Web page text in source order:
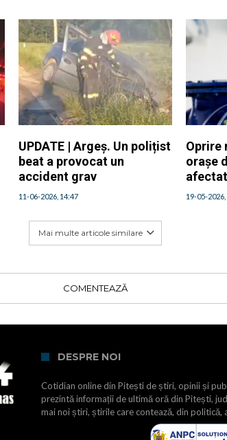
UPDATE | Argeș. Un polițist
beat a provocat un
accident grav
11-06-2026, 14:47
Oprire
orașe
19-05-2026,
Mai multe articole similare
COMENTEAZĂ
DESPRE NOI
Cotidian online din Pitești de știri, opinii și
prezintă informații de ultimă oră din Pitești,
mai noi știri, știrile care contează, din politică,